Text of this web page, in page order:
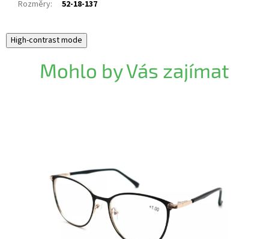
Rozměry: 52-18-137
High-contrast mode
Mohlo by Vás zajímat